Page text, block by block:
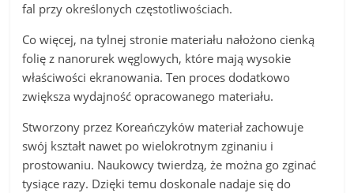
fal przy określonych częstotliwościach.
Co więcej, na tylnej stronie materiału nałożono cienką
folię z nanorurek węglowych, które mają wysokie
właściwości ekranowania. Ten proces dodatkowo
zwiększa wydajność opracowanego materiału.
Stworzony przez Koreańczyków materiał zachowuje
swój kształt nawet po wielokrotnym zginaniu i
prostowaniu. Naukowcy twierdzą, że można go zginać
tysiące razy. Dzięki temu doskonale nadaje się do